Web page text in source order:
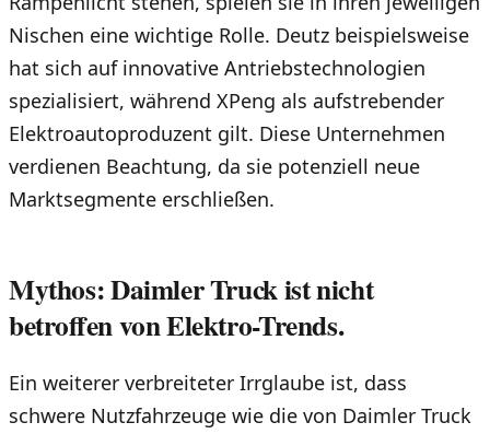
Nischen eine wichtige Rolle. Deutz beispielsweise
hat sich auf innovative Antriebstechnologien
spezialisiert, während XPeng als aufstrebender
Elektroautoproduzent gilt. Diese Unternehmen
verdienen Beachtung, da sie potenziell neue
Marktsegmente erschließen.
Mythos: Daimler Truck ist nicht
betroffen von Elektro-Trends.
Ein weiterer verbreiteter Irrglaube ist, dass
schwere Nutzfahrzeuge wie die von Daimler Truck